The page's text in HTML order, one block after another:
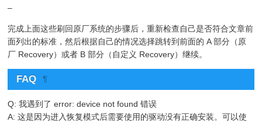
–
完成上面这些刷回原厂系统的步骤后，重新检查自己是否符合文章前
面列出的标准，然后根据自己的情况选择跳转到前面的 A 部分（原
厂 Recovery）或者 B 部分（自定义 Recovery）继续。
FAQ ¶
Q: 我遇到了 error: device not found 错误
A: 这是因为进入恢复模式后需要使用的驱动没有正确安装。可以使